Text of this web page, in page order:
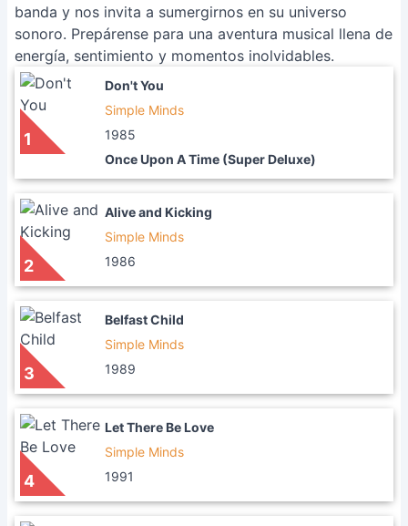
banda y nos invita a sumergirnos en su universo
sonoro. Prepárense para una aventura musical llena de
energía, sentimiento y momentos inolvidables.
1
Don't You
Simple Minds
1985
Once Upon A Time (Super Deluxe)
2
Alive and Kicking
Simple Minds
1986
3
Belfast Child
Simple Minds
1989
4
Let There Be Love
Simple Minds
1991